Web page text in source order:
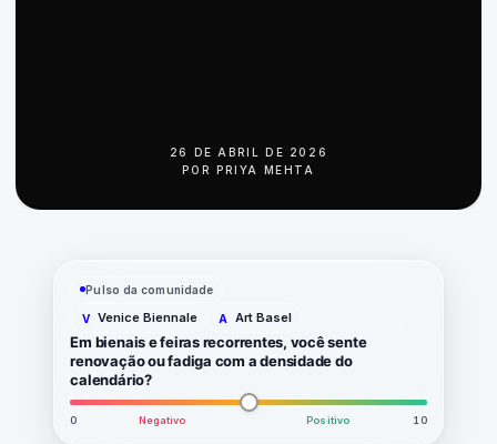
26 DE ABRIL DE 2026
POR PRIYA MEHTA
Pulso da comunidade
V Venice Biennale A Art Basel
Em bienais e feiras recorrentes, você sente
renovação ou fadiga com a densidade do
calendário?
0 Negativo Positivo 10